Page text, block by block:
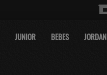
JUNIOR BEBES JORDAN